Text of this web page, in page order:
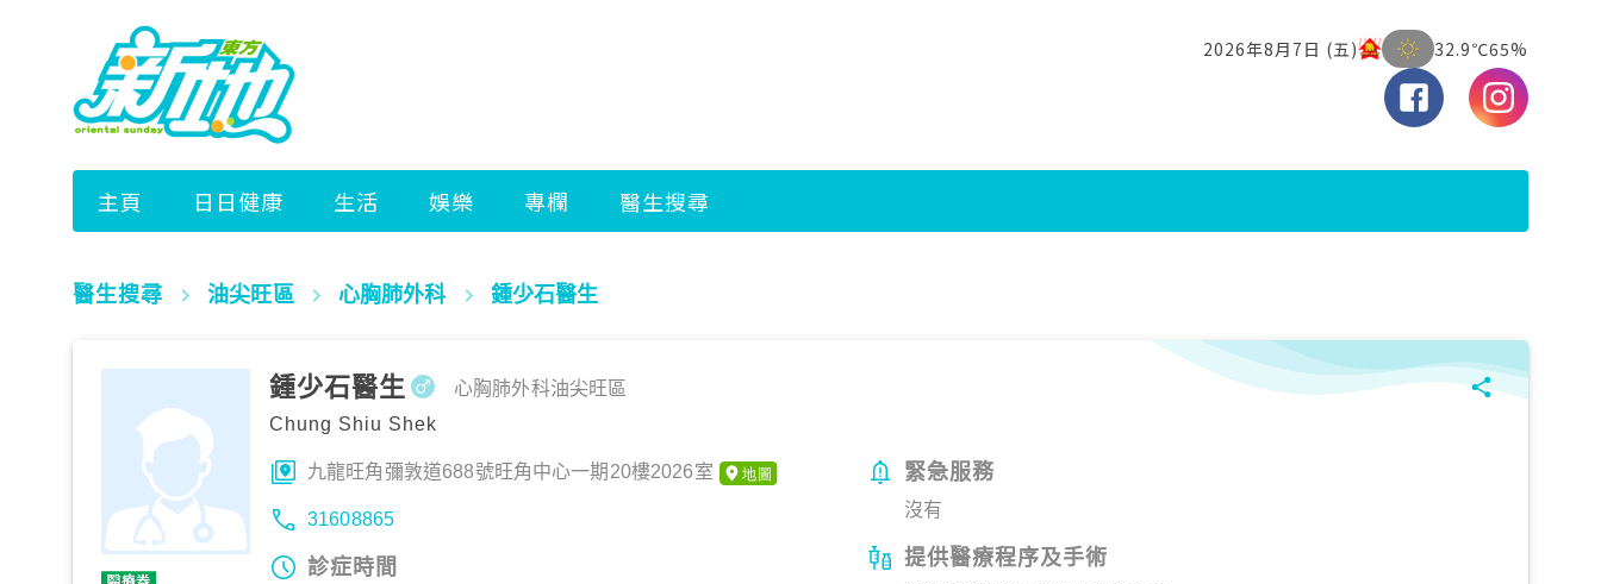
醫生搜尋 油尖旺區 心胸肺外科 鍾少石醫生
鍾少石醫生
Chung Shiu Shek
心胸肺外科油尖旺區
九龍旺角彌敦道688號旺角中心一期20樓2026室
31608865
診症時間
緊急服務
沒有
提供醫療程序及手術